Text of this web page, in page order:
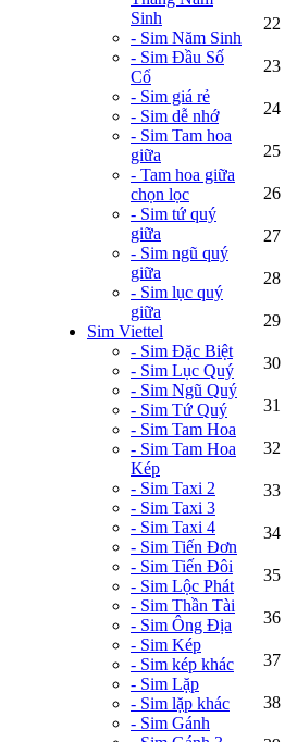
Sinh
- Sim Năm Sinh
- Sim Đầu Số
Cổ
- Sim giá rẻ
- Sim dễ nhớ
- Sim Tam hoa
giữa
- Tam hoa giữa
chọn lọc
- Sim tứ quý
giữa
- Sim ngũ quý
giữa
- Sim lục quý
giữa
Sim Viettel
- Sim Đặc Biệt
- Sim Lục Quý
- Sim Ngũ Quý
- Sim Tứ Quý
- Sim Tam Hoa
- Sim Tam Hoa
Kép
- Sim Taxi 2
- Sim Taxi 3
- Sim Taxi 4
- Sim Tiến Đơn
- Sim Tiến Đôi
- Sim Lộc Phát
- Sim Thần Tài
- Sim Ông Địa
- Sim Kép
- Sim kép khác
- Sim Lặp
- Sim lặp khác
- Sim Gánh
22
23
24
25
26
27
28
29
30
31
32
33
34
35
36
37
38